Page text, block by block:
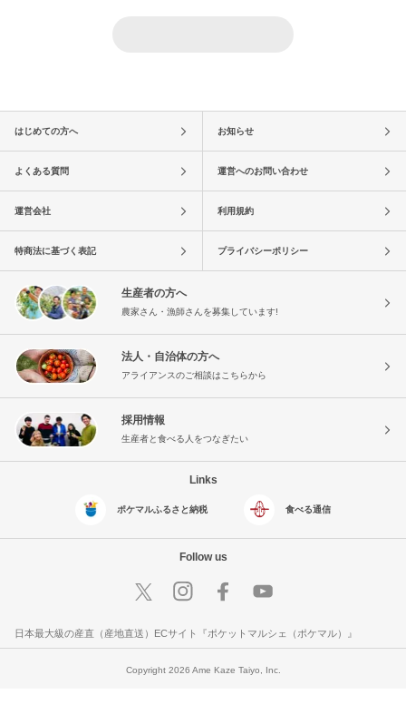
はじめての方へ お知らせ
よくある質問 運営へのお問い合わせ
運営会社 利用規約
特商法に基づく表記 プライバシーポリシー
生産者の方へ
農家さん・漁師さんを募集しています!
法人・自治体の方へ
アライアンスのご相談はこちらから
採用情報
生産者と食べる人をつなぎたい
Links
ポケマルふるさと納税 食べる通信
Follow us
日本最大級の産直（産地直送）ECサイト『ポケットマルシェ（ポケマル）』
Copyright 2026 Ame Kaze Taiyo, Inc.